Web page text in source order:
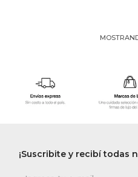
¡Suscribite y recibí todas